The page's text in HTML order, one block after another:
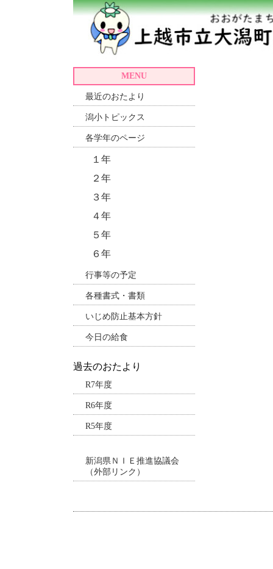
MENU
最近のおたより
潟小トピックス
各学年のページ
１年
２年
３年
４年
５年
６年
行事等の予定
各種書式・書類
いじめ防止基本方針
今日の給食
過去のおたより
R7年度
R6年度
R5年度
新潟県ＮＩＥ推進協議会
（外部リンク）